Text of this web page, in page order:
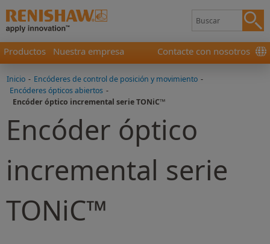
Productos Nuestra empresa Contacte con nosotros
Inicio - Encóderes de control de posición y movimiento -
Encóderes ópticos abiertos -
Encóder óptico incremental serie TONiC™
Encóder óptico
incremental serie
TONiC™